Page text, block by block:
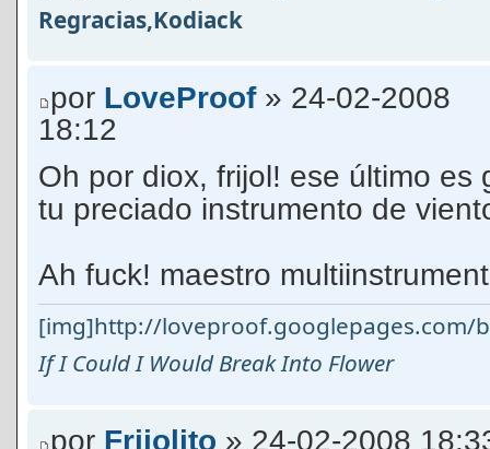
Regracias,Kodiack
por LoveProof» 24-02-2008
18:12
Oh por diox, frijol! ese último es
tu preciado instrumento de
Ah fuck! maestro
[img]http://loveproof.googlepages.com/
If I Could I Would Break Into Flower
por Frijolito » 24-02-2008